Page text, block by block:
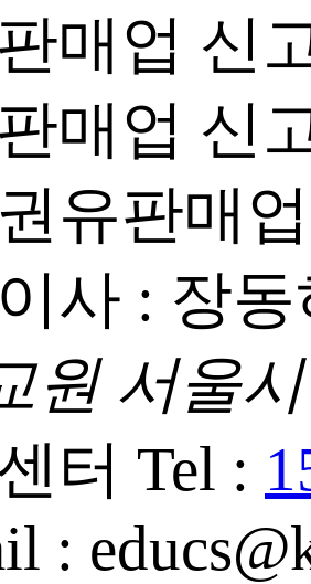
매업 신
매업 신
유판매
사 : 장동
원 서울
터 Tel :
: